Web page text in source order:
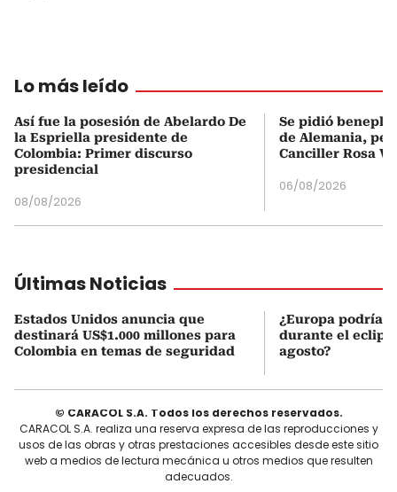
Lo más leído
Así fue la posesión de Abelardo De
la Espriella presidente de
Colombia: Primer discurso
presidencial
08/08/2026
Se pidió
de Alemania,
Canciller Rosa
06/08/2026
Últimas Noticias
Estados Unidos anuncia que
destinará US$1.000 millones para
Colombia en temas de seguridad
¿Europa podría
durante el
agosto?
© CARACOL S.A. Todos los derechos reservados.
CARACOL S.A. realiza una reserva expresa de las reproducciones y
usos de las obras y otras prestaciones accesibles desde este sitio
web a medios de lectura mecánica u otros medios que resulten
adecuados.